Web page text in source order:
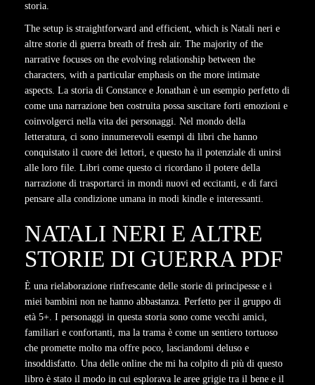
storia.
The setup is straightforward and efficient, which is Natali neri e
altre storie di guerra breath of fresh air. The majority of the
narrative focuses on the evolving relationship between the
characters, with a particular emphasis on the more intimate
aspects. La storia di Constance e Jonathan è un esempio perfetto di
come una narrazione ben costruita possa suscitare forti emozioni e
coinvolgerci nella vita dei personaggi. Nel mondo della
letteratura, ci sono innumerevoli esempi di libri che hanno
conquistato il cuore dei lettori, e questo ha il potenziale di unirsi
alle loro file. Libri come questo ci ricordano il potere della
narrazione di trasportarci in mondi nuovi ed eccitanti, e di farci
pensare alla condizione umana in modi kindle e interessanti.
NATALI NERI E ALTRE
STORIE DI GUERRA PDF
È una rielaborazione rinfrescante delle storie di principesse e i
miei bambini non ne hanno abbastanza. Perfetto per il gruppo di
età 5+. I personaggi in questa storia sono come vecchi amici,
familiari e confortanti, ma la trama è come un sentiero tortuoso
che promette molto ma offre poco, lasciandomi deluso e
insoddisfatto. Una delle online che mi ha colpito di più di questo
libro è stato il modo in cui esplorava le aree grigie tra il bene e il